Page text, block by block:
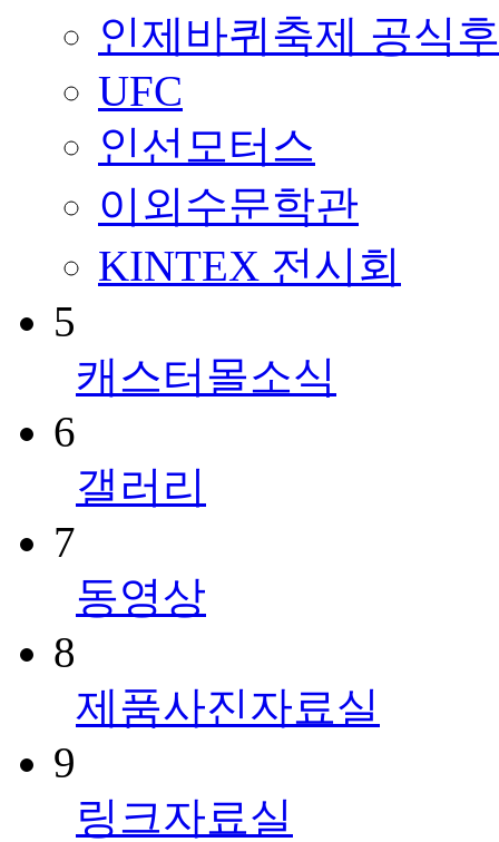
인제바퀴축제 공식
UFC
인선모터스
이외수문학관
KINTEX 전시회
5
캐스터몰소식
6
갤러리
7
동영상
8
제품사진자료실
9
링크자료실